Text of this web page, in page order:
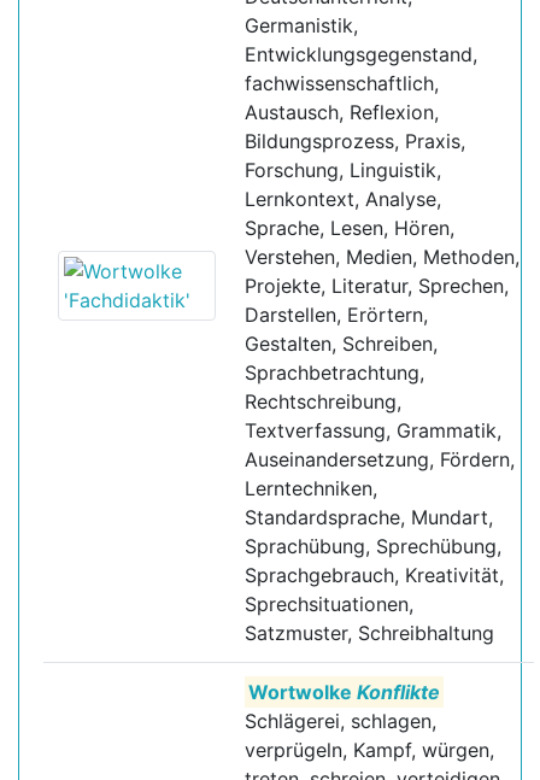
Germanistik,
Entwicklungsgegenstand,
fachwissenschaftlich,
Austausch, Reflexion,
Bildungsprozess, Praxis,
Forschung, Linguistik,
Lernkontext, Analyse,
Sprache, Lesen, Hören,
Verstehen, Medien, Methoden,
Projekte, Literatur, Sprechen,
Darstellen, Erörtern,
Gestalten, Schreiben,
Sprachbetrachtung,
Rechtschreibung,
Textverfassung, Grammatik,
Auseinandersetzung, Fördern,
Lerntechniken,
Standardsprache, Mundart,
Sprachübung, Sprechübung,
Sprachgebrauch, Kreativität,
Sprechsituationen,
Satzmuster, Schreibhaltung
WortwolkeKonflikte
Schlägerei, schlagen,
verprügeln, Kampf, würgen,